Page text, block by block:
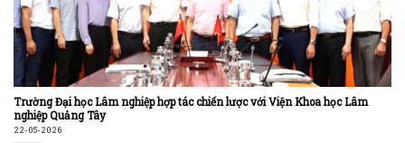
Trường Đại học Lâm nghiệp hợp tác chiến lược với Viện Khoa học Lâm
nghiệp Quảng Tây
22-05-2026